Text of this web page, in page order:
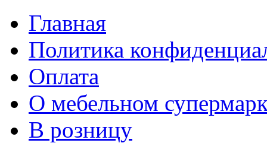
Главная
Политика
Оплата
О мебельном
В розницу